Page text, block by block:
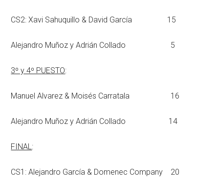
CS2: Xavi Sahuquillo & David García 15
Alejandro Muñoz y Adrián Collado 5
3º y 4º PUESTO:
Manuel Alvarez & Moisés Carratala 16
Alejandro Muñoz y Adrián Collado 14
FINAL:
CS1: Alejandro García & Domenec Company 20